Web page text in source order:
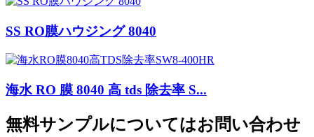
SS RO膜ハウジング 8040
海水 RO 膜 8040 高 tds 除去率 S...
無料サンプルについてはお問い合わせ